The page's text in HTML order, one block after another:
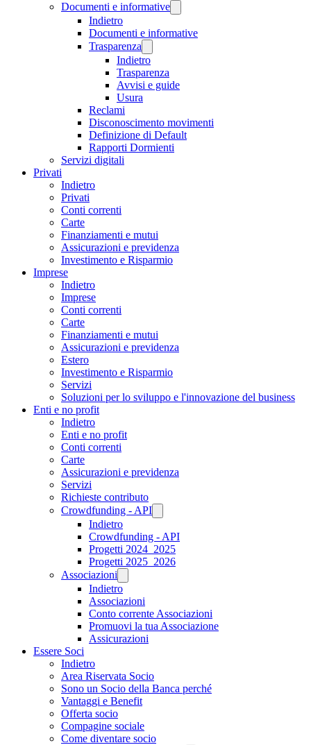
Documenti e informative
Indietro
Documenti e informative
Trasparenza
Indietro
Trasparenza
Avvisi e guide
Usura
Reclami
Disconoscimento movimenti
Definizione di Default
Rapporti Dormienti
Servizi digitali
Privati
Indietro
Privati
Conti correnti
Carte
Finanziamenti e mutui
Assicurazioni e previdenza
Investimento e Risparmio
Imprese
Indietro
Imprese
Conti correnti
Carte
Finanziamenti e mutui
Assicurazioni e previdenza
Estero
Investimento e Risparmio
Servizi
Soluzioni per lo sviluppo e l'innovazione del business
Enti e no profit
Indietro
Enti e no profit
Conti correnti
Carte
Assicurazioni e previdenza
Servizi
Richieste contributo
Crowdfunding - API
Indietro
Crowdfunding - API
Progetti 2024_2025
Progetti 2025_2026
Associazioni
Indietro
Associazioni
Conto corrente Associazioni
Promuovi la tua Associazione
Assicurazioni
Essere Soci
Indietro
Area Riservata Socio
Sono un Socio della Banca perché
Vantaggi e Benefit
Offerta socio
Compagine sociale
Come diventare socio